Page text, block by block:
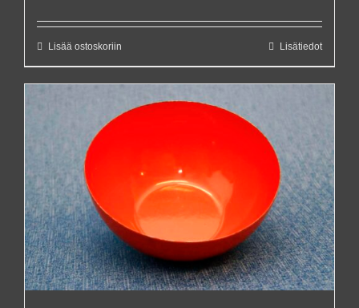
Lisää ostoskoriin Lisätiedot